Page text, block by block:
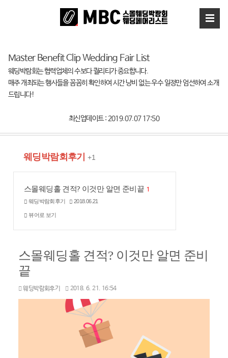
Master Benefit Clip Wedding Fair List
웨딩박람회는 협력업체의 수보다 퀄리티가 중요합니다.
매주 개최되는 행사들을 꼼꼼히 확인하여 시간 낭비 없는 우수 일정만 엄선하여 소개
드립니다!
최신업데이트 : 2019.07.07 17:50
웨딩박람회후기+1
스몰웨딩홀 견적? 이것만 알면 준비끝 1
웨딩박람회후기 2018.06.21
뷰어로 보기
스몰웨딩홀 견적? 이것만 알면 준비
끝
웨딩박람회후기 2018. 6. 21. 16:54